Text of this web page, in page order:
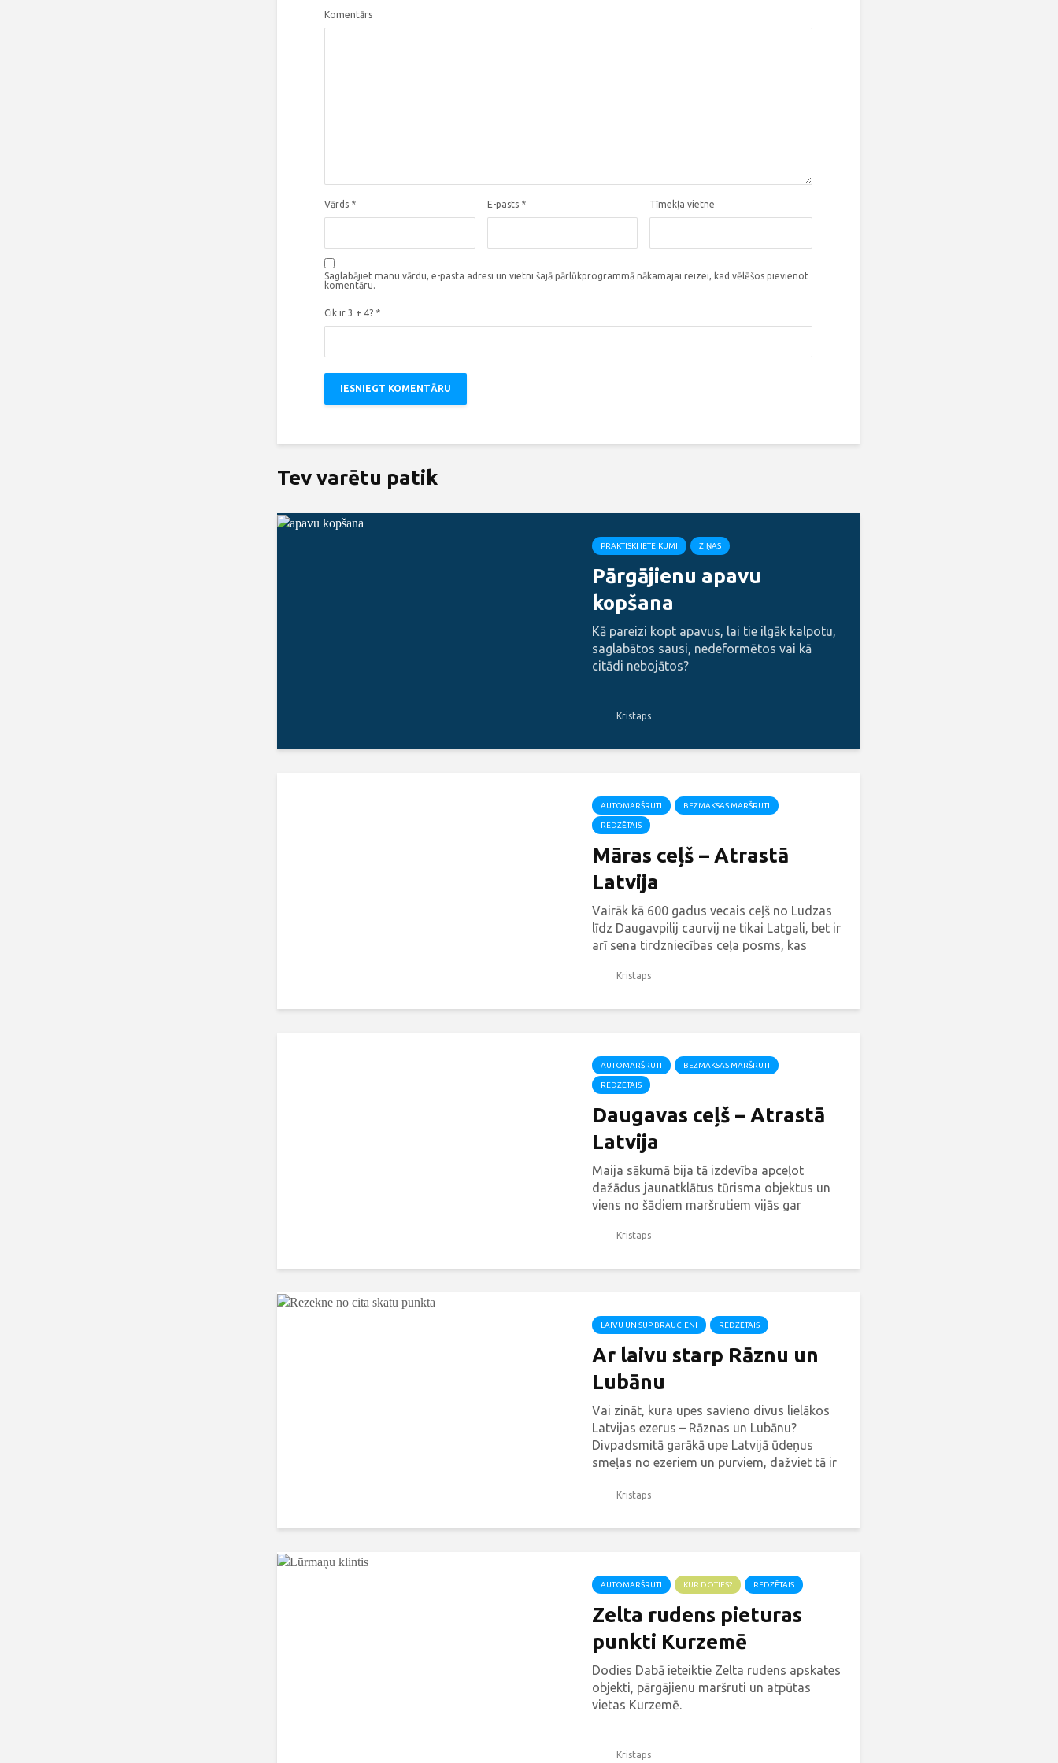
Komentārs
Vārds * E-pasts * Tīmekļa vietne
Saglabājiet manu vārdu, e-pasta adresi un vietni šajā pārlūkprogrammā nākamajai reizei, kad vēlēšos pievienot
komentāru.
Cik ir 3 + 4? *
Tev varētu patik
PRAKTISKI IETEIKUMI ZIŅAS
Pārgājienu apavu
kopšana
Kā pareizi kopt apavus, lai tie ilgāk kalpotu,
saglabātos sausi, nedeformētos vai kā
citādi nebojātos?
Kristaps
AUTOMARŠRUTI BEZMAKSAS MARŠRUTI
REDZĒTAIS
Māras ceļš – Atrastā
Latvija
Vairāk kā 600 gadus vecais ceļš no Ludzas
līdz Daugavpilij caurvij ne tikai Latgali, bet ir
arī sena tirdzniecības ceļa posms, kas
arhitektūru un mākslu.
Kristaps
AUTOMARŠRUTI BEZMAKSAS MARŠRUTI
REDZĒTAIS
Daugavas ceļš – Atrastā
Latvija
Maija sākumā bija tā izdevība apceļot
dažādus jaunatklātus tūrisma objektus un
viens no šādiem maršrutiem vijās gar
attiecīgi arī nosaukums - Daugavas ceļš.
Kristaps
LAIVU UN SUP BRAUCIENI REDZĒTAIS
Ar laivu starp Rāznu un
Lubānu
Vai zināt, kura upes savieno divus lielākos
Latvijas ezerus – Rāznas un Lubānu?
Divpadsmitā garākā upe Latvijā ūdeņus
smeļas no ezeriem un purviem, dažviet tā ir
ar 116...Kristaps
AUTOMARŠRUTI KUR DOTIES? REDZĒTAIS
Zelta rudens pieturas
punkti Kurzemē
Dodies Dabā ieteiktie Zelta rudens apskates
objekti, pārgājienu maršruti un atpūtas
vietas Kurzemē.
Kristaps